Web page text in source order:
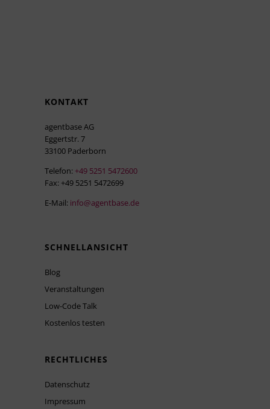
KONTAKT
agentbase AG
Eggertstr. 7
33100 Paderborn
Telefon: +49 5251 5472600
Fax: +49 5251 5472699
E-Mail: info@agentbase.de
SCHNELLANSICHT
Blog
Veranstaltungen
Low-Code Talk
Kostenlos testen
RECHTLICHES
Datenschutz
Impressum